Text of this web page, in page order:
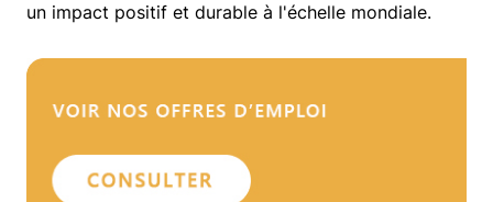
un impact positif et durable à l'échelle mondiale.